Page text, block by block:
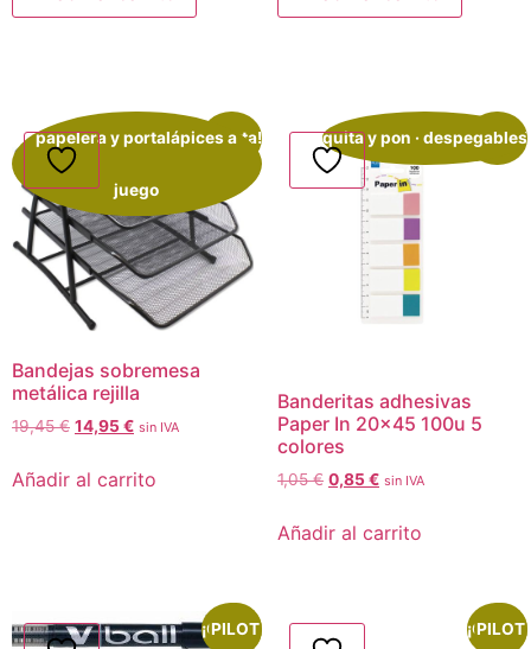
¡Oferta!
papelera y portalápices a
juego
Bandejas sobremesa
metálica rejilla
19,45€ 14,95€ sin IVA
Añadir al carrito
¡Oferta!
quita y pon · despegables
Banderitas adhesivas
Paper In 20×45 100u 5
colores
1,05€ 0,85€ sin IVA
Añadir al carrito
¡Oferta!
PILOT ¡Oferta!
PILOT